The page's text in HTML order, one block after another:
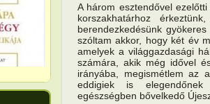
A három esztendővel
korszakhatárhoz
berendezkedésünk
szóltam akkor, hogy két év
amelyek a világgazdasági
számára, akik még idővel
irányába, megismétlem az
eddigiek is
egészségben bővelkedő